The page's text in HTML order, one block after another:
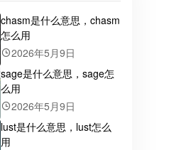
chasm是什么意思，chasm
怎么用
2026年5月9日
sage是什么意思，sage怎
么用
2026年5月9日
lust是什么意思，lust怎么
用